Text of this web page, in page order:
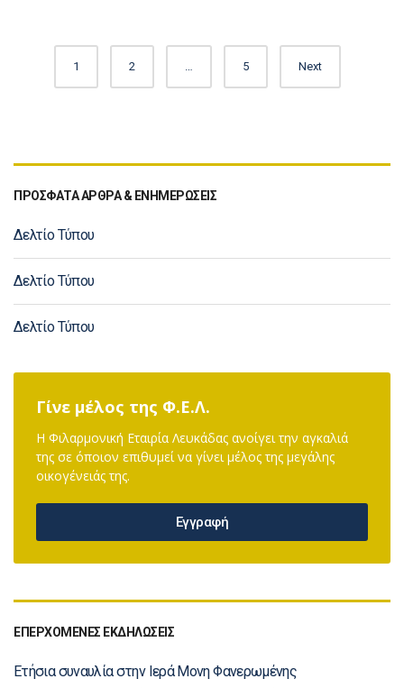
1 2 5 Next
ΠΡΟΣΦΑΤΑ ΑΡΘΡΑ & ΕΝΗΜΕΡΩΣΕΙΣ
Δελτίο Τύπου
Δελτίο Τύπου
Δελτίο Τύπου
Γίνε μέλος της Φ.Ε.Λ.
Η Φιλαρμονική Εταιρία Λευκάδας ανοίγει την αγκαλιά
της σε όποιον επιθυμεί να γίνει μέλος της μεγάλης
οικογένειάς της.
Εγγραφή
ΕΠΕΡΧΟΜΕΝΕΣ ΕΚΔΗΛΩΣΕΙΣ
Ετήσια συναυλία στην Ιερά Μονη Φανερωμένης